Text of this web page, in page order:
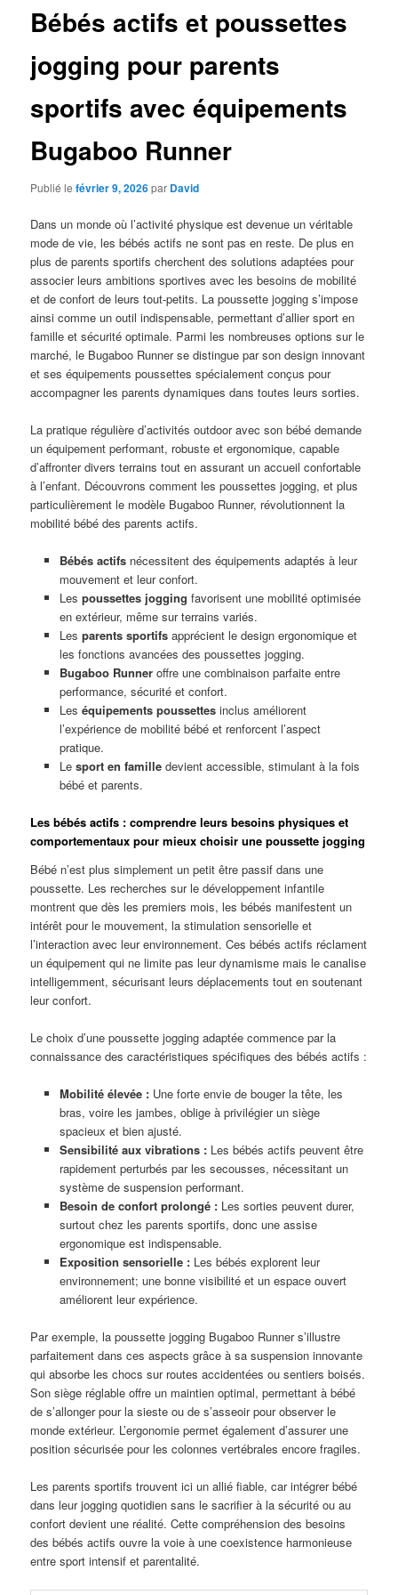
Bébés actifs et poussettes
jogging pour parents
sportifs avec équipements
Bugaboo Runner
Publié lefévrier 9, 2026par David
Dans un monde où l’activité physique est devenue un véritable
mode de vie, les bébés actifs ne sont pas en reste. De plus en
plus de parents sportifs cherchent des solutions adaptées pour
associer leurs ambitions sportives avec les besoins de mobilité
et de confort de leurs tout-petits. La poussette jogging s’impose
ainsi comme un outil indispensable, permettant d’allier sport en
famille et sécurité optimale. Parmi les nombreuses options sur le
marché, le Bugaboo Runner se distingue par son design innovant
et ses équipements poussettes spécialement conçus pour
accompagner les parents dynamiques dans toutes leurs sorties.
La pratique régulière d’activités outdoor avec son bébé demande
un équipement performant, robuste et ergonomique, capable
d’affronter divers terrains tout en assurant un accueil confortable
à l’enfant. Découvrons comment les poussettes jogging, et plus
particulièrement le modèle Bugaboo Runner, révolutionnent la
mobilité bébé des parents actifs.
Bébés actifsnécessitent des équipements adaptés à leur
mouvement et leur confort.
Les poussettes jogging favorisent une mobilité optimisée
en extérieur, même sur terrains variés.
Les parents sportifsapprécient le design ergonomique et
les fonctions avancées des poussettes jogging.
Bugaboo Runneroffre une combinaison parfaite entre
performance, sécurité et confort.
Les équipements poussettesinclus améliorent
l’expérience de mobilité bébé et renforcent l’aspect
pratique.
Le sport en familledevient accessible, stimulant à la fois
bébé et parents.
Les bébés actifs : comprendre leurs besoins physiques et
comportementaux pour mieux choisir une poussette jogging
Bébé n’est plus simplement un petit être passif dans une
poussette. Les recherches sur le développement infantile
montrent que dès les premiers mois, les bébés manifestent un
intérêt pour le mouvement, la stimulation sensorielle et
l’interaction avec leur environnement. Ces bébés actifs réclament
un équipement qui ne limite pas leur dynamisme mais le canalise
intelligemment, sécurisant leurs déplacements tout en soutenant
leur confort.
Le choix d’une poussette jogging adaptée commence par la
connaissance des caractéristiques spécifiques des bébés actifs :
Mobilité élevée :Une forte envie de bouger la tête, les
bras, voire les jambes, oblige à privilégier un siège
spacieux et bien ajusté.
Sensibilité aux vibrations :Les bébés actifs peuvent être
rapidement perturbés par les secousses, nécessitant un
système de suspension performant.
Besoin de confort prolongé :Les sorties peuvent durer,
surtout chez les parents sportifs, donc une assise
ergonomique est indispensable.
Exposition sensorielle :Les bébés explorent leur
environnement; une bonne visibilité et un espace ouvert
améliorent leur expérience.
Par exemple, la poussette jogging Bugaboo Runner s’illustre
parfaitement dans ces aspects grâce à sa suspension innovante
qui absorbe les chocs sur routes accidentées ou sentiers boisés.
Son siège réglable offre un maintien optimal, permettant à bébé
de s’allonger pour la sieste ou de s’asseoir pour observer le
monde extérieur. L’ergonomie permet également d’assurer une
position sécurisée pour les colonnes vertébrales encore fragiles.
Les parents sportifs trouvent ici un allié fiable, car intégrer bébé
dans leur jogging quotidien sans le sacrifier à la sécurité ou au
confort devient une réalité. Cette compréhension des besoins
des bébés actifs ouvre la voie à une coexistence harmonieuse
entre sport intensif et parentalité.